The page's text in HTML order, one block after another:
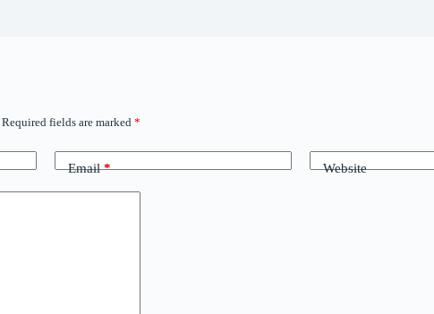
Required fields are marked *
Email* Website